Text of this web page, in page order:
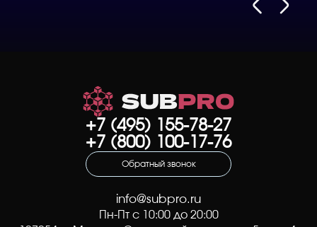
+7 (495) 155-78-27
+7 (800) 100-17-76
Обратный звонок
info@subpro.ru
Пн-Пт с 10:00 до 20:00